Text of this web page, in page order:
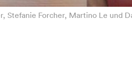
Stefanie Forcher, Martino Le